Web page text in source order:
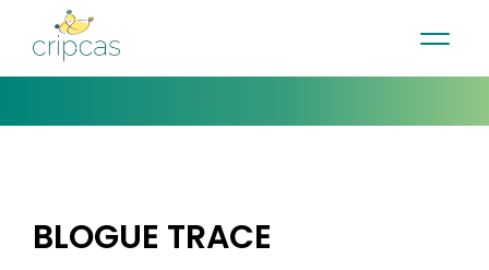
Contact English
BLOGUE TRACE